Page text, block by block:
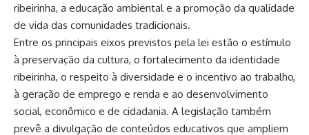
ribeirinha, a educação ambiental e a promoção da qualidade
de vida das comunidades tradicionais.
Entre os principais eixos previstos pela lei estão o estímulo
à preservação da cultura, o fortalecimento da identidade
ribeirinha, o respeito à diversidade e o incentivo ao trabalho,
à geração de emprego e renda e ao desenvolvimento
social, econômico e de cidadania. A legislação também
prevê a divulgação de conteúdos educativos que ampliem